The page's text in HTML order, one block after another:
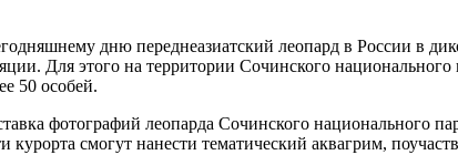
дню переднеазиатский леопард в России в
Для этого на территории Сочинского
50 особей.
фотографий леопарда Сочинского национального
смогут нанести тематический аквагрим,